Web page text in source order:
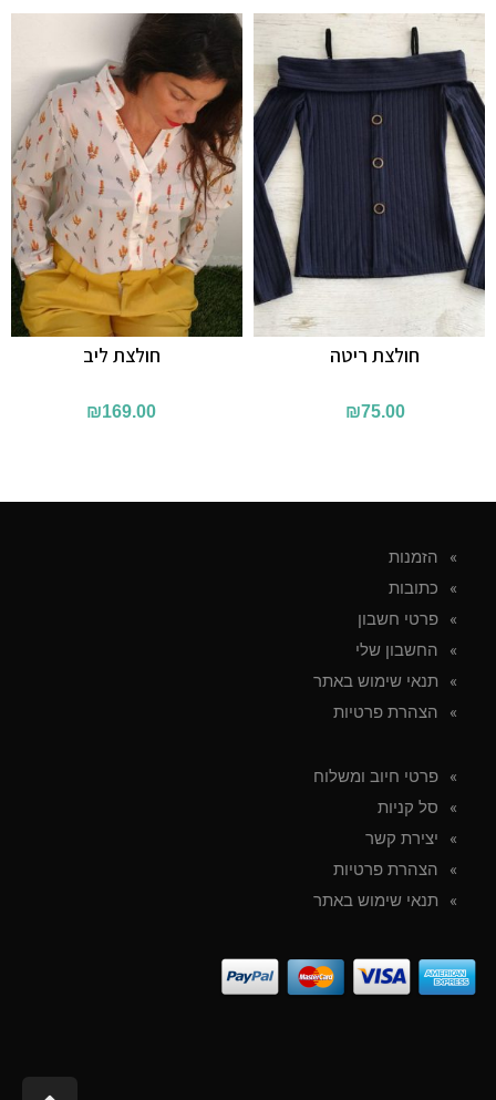
המקורי
₪219.00.
חולצת ליב
₪169.00
חולצת ריטה
₪75.00
הזמנות
כתובות
פרטי חשבון
החשבון שלי
תנאי שימוש באתר
הצהרת פרטיות
פרטי חיוב ומשלוח
סל קניות
יצירת קשר
הצהרת פרטיות
תנאי שימוש באתר